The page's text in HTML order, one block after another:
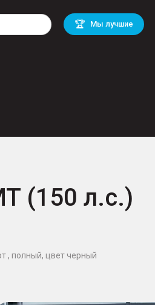
🏆 Мы лучшие
Mitsubishi BMW
Mercedes Benz Volvo
(150 л.с.)
, полный, цвет черный